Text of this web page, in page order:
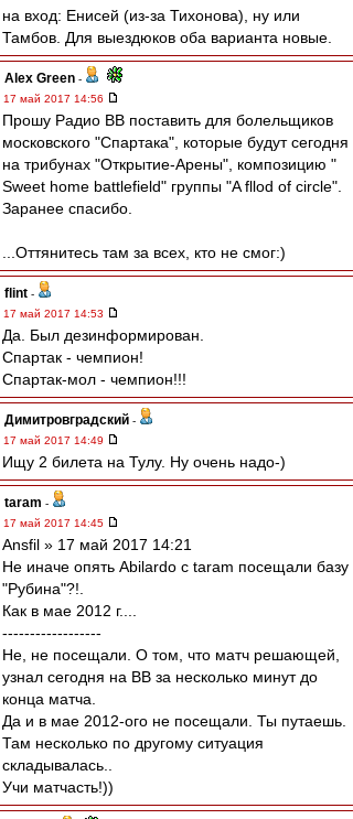
на вход: Енисей (из-за Тихонова), ну или
Тамбов. Для выездюков оба варианта новые.
Alex Green -
17 май 2017 14:56
Прошу Радио ВВ поставить для болельщиков
московского "Спартака", которые будут сегодня
на трибунах "Открытие-Арены", композицию "
Sweet home battlefield" группы "A fllod of circle".
Заранее спасибо.
...Оттянитесь там за всех, кто не смог:)
flint -
17 май 2017 14:53
Да. Был дезинформирован.
Спартак - чемпион!
Спартак-мол - чемпион!!!
Димитровградский -
17 май 2017 14:49
Ищу 2 билета на Тулу. Ну очень надо-)
taram -
17 май 2017 14:45
Ansfil » 17 май 2017 14:21
Не иначе опять Abilardo с taram посещали базу
"Рубина"?!.
Как в мае 2012 г....
------------------
Не, не посещали. О том, что матч решающей,
узнал сегодня на ВВ за несколько минут до
конца матча.
Да и в мае 2012-ого не посещали. Ты путаешь.
Там несколько по другому ситуация
складывалась..
Учи матчасть!))